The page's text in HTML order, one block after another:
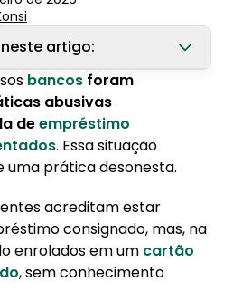
artigo:
a prática abusiva
x empréstimo
a diferença
não cair em práticas
consignado
ao contratar
na Konsi?
bancos foram
abusivas
deempréstimo
. Essa situação
prática desonesta.
acreditam estar
consignado, mas, na
enrolados em um cartão
, sem conhecimento